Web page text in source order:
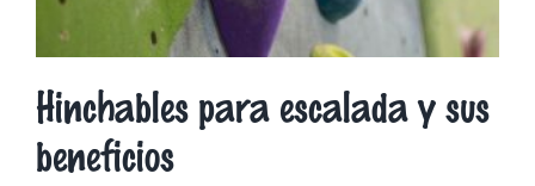
Hinchables para escalada y sus
beneficios